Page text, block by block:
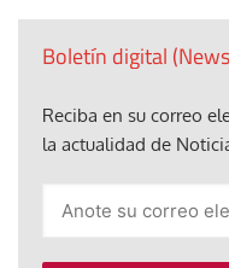
Boletín digital
Reciba en su correo
la actualidad de